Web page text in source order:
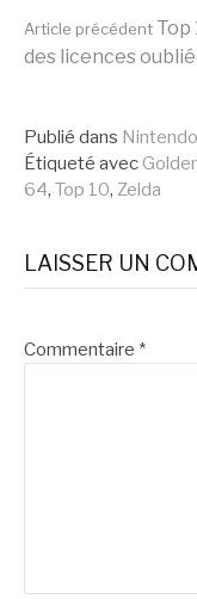
Lire
la
suite
Article précédent Top
des licences
Publié dans
Étiqueté avec
64, Top 10, Zelda
LAISSER UN
Commentaire *